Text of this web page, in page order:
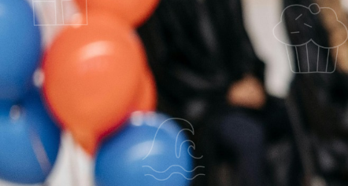
OP SCHOOL BELANGRIJKE
NIET SAMEN